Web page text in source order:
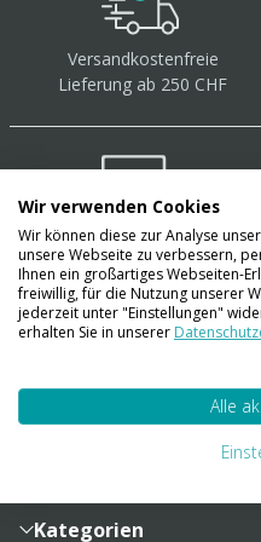
Versandkostenfreie
Lieferung ab 250 CHF
Über 40.000 Artikel auf
Lager
Sendungsverfolgung
Zahlung und Versand
Lieferinformationen
Kategorien
Wir verwenden Cookies
Wir können diese zur Analyse
unsere Webseite zu verbessern,
Ihnen ein großartiges Webseiten-
freiwillig, für die Nutzung unserer
jederzeit unter "Einstellungen"
erhalten Sie in unserer
Alle